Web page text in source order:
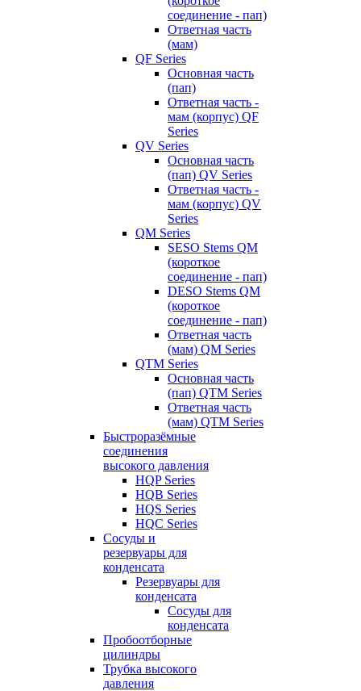
соединение - пап)
Ответная часть
(мам)
QF Series
Основная часть
(пап)
Ответная часть -
мам (корпус) QF
Series
QV Series
Основная часть
(пап) QV Series
Ответная часть -
мам (корпус) QV
Series
QM Series
SESO Stems QM
(короткое
соединение - пап)
DESO Stems QM
(короткое
соединение - пап)
Ответная часть
(мам) QM Series
QTM Series
Основная часть
(пап) QTM Series
Ответная часть
(мам) QTM Series
Быстроразёмные
соединения
высокого давления
HQP Series
HQB Series
HQS Series
HQC Series
Сосуды и
резервуары для
конденсата
Резервуары для
конденсата
Сосуды для
конденсата
Пробоотборные
цилиндры
Трубка высокого
давления